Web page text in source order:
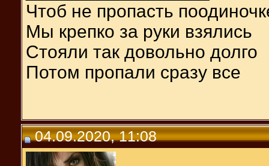
Чтоб не пропасть
Мы крепко за руки взялись
Стояли так довольно долго
Потом пропали сразу все
04.09.2020, 11:08